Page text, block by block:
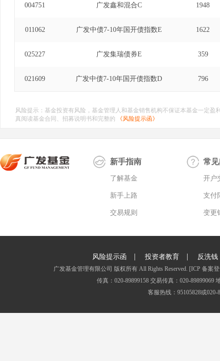
004751 广发鑫和混合C 1948
011062 广发中债7-10年国开债指数E 1622
025227 广发集瑞债券E 359
021609 广发中债7-10年国开债指数D 796
风险提示：基金投资有风险，基金管理人和基金销售机构不保证本基金一定
真阅读基金合同、招募说明书和完整的
《风险提示函》
新手指南
了解基金
新手上路
交易规则
常
开户
支付
变更
风险提示函 | 投资者教育 | 反洗钱
广发基金管理有限公司 版权所有 All Rights Reserved. [ICP 备案
传真：020-89899158 交易传真：020-
客服热线：95105828或020-